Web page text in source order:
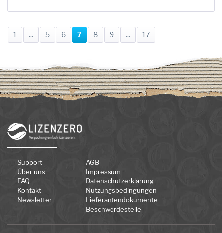
1 ... 5 6 7 8 9 ... 17
Support
Über uns
FAQ
Kontakt
Newsletter
AGB
Impressum
Datenschutzerklärung
Nutzungsbedingungen
Lieferantendokumente
Beschwerdestelle